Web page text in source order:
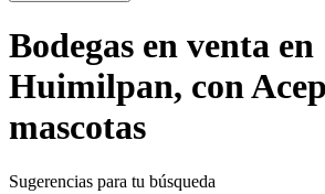
Bodegas en venta en
Huimilpan, con
mascotas
Sugerencias para tu búsqueda